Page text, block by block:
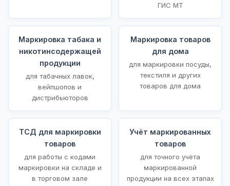
ГИС МТ
Маркировка табака и
никотинсодержащей
продукции
для табачных лавок,
вейпшопов и
дистрибьюторов
Маркировка товаров
для дома
для маркировки посуды,
текстиля и других
товаров для дома
ТСД для маркировки
товаров
для работы с кодами
маркировки на складе и
в торговом зале
Учёт маркированных
товаров
для точного учёта
маркированной
продукции на всех этапах